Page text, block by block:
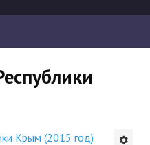
Крым (2015 год)